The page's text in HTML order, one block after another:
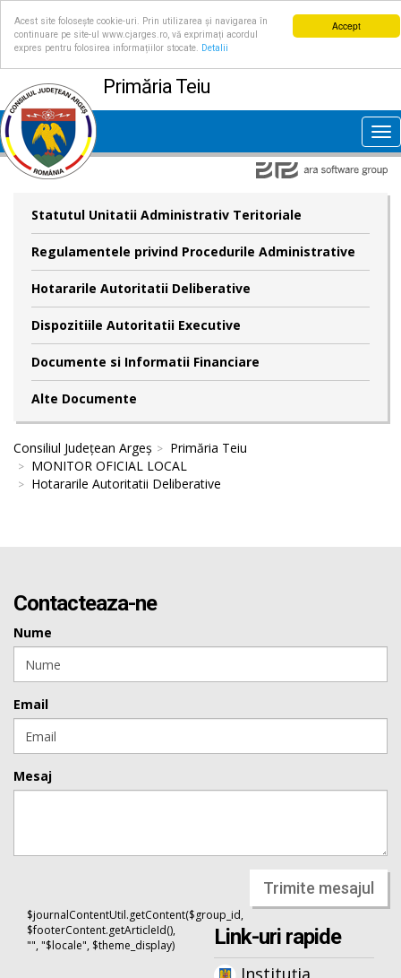
Accept
Acest site folosește cookie-uri. Prin utilizarea și navigarea în
continuare pe site-ul www.cjarges.ro, vă exprimați acordul
expres pentru folosirea informațiilor stocate.
Detalii
Primăria Teiu
Statutul Unitatii Administrativ Teritoriale
Regulamentele privind Procedurile Administrative
Hotararile Autoritatii Deliberative
Dispozitiile Autoritatii Executive
Documente si Informatii Financiare
Alte Documente
Consiliul Județean Argeș
Primăria Teiu
MONITOR OFICIAL LOCAL
Hotararile Autoritatii Deliberative
Contacteaza-ne
Nume
Email
Mesaj
Trimite mesajul
$journalContentUtil.getContent($group_id,
$footerContent.getArticleId(),
"", "$locale", $theme_display)
Link-uri rapide
Instituția